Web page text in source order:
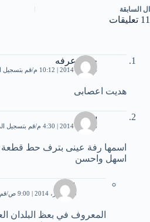
ال السابقة
11 تعليقات
حنان عرفه
24 يناير، 2014 | 10:12 م قم بتسجيل
هديت اعصابى
سارة
26 يناير، 2014 | 4:30 م قم بتسجيل
اسمها رفة عينى بترف حط قطعة
اسهل واحسن
علي
20 فبراير، 2014 | 9:00 ص
المعروف في بعظ البلدان